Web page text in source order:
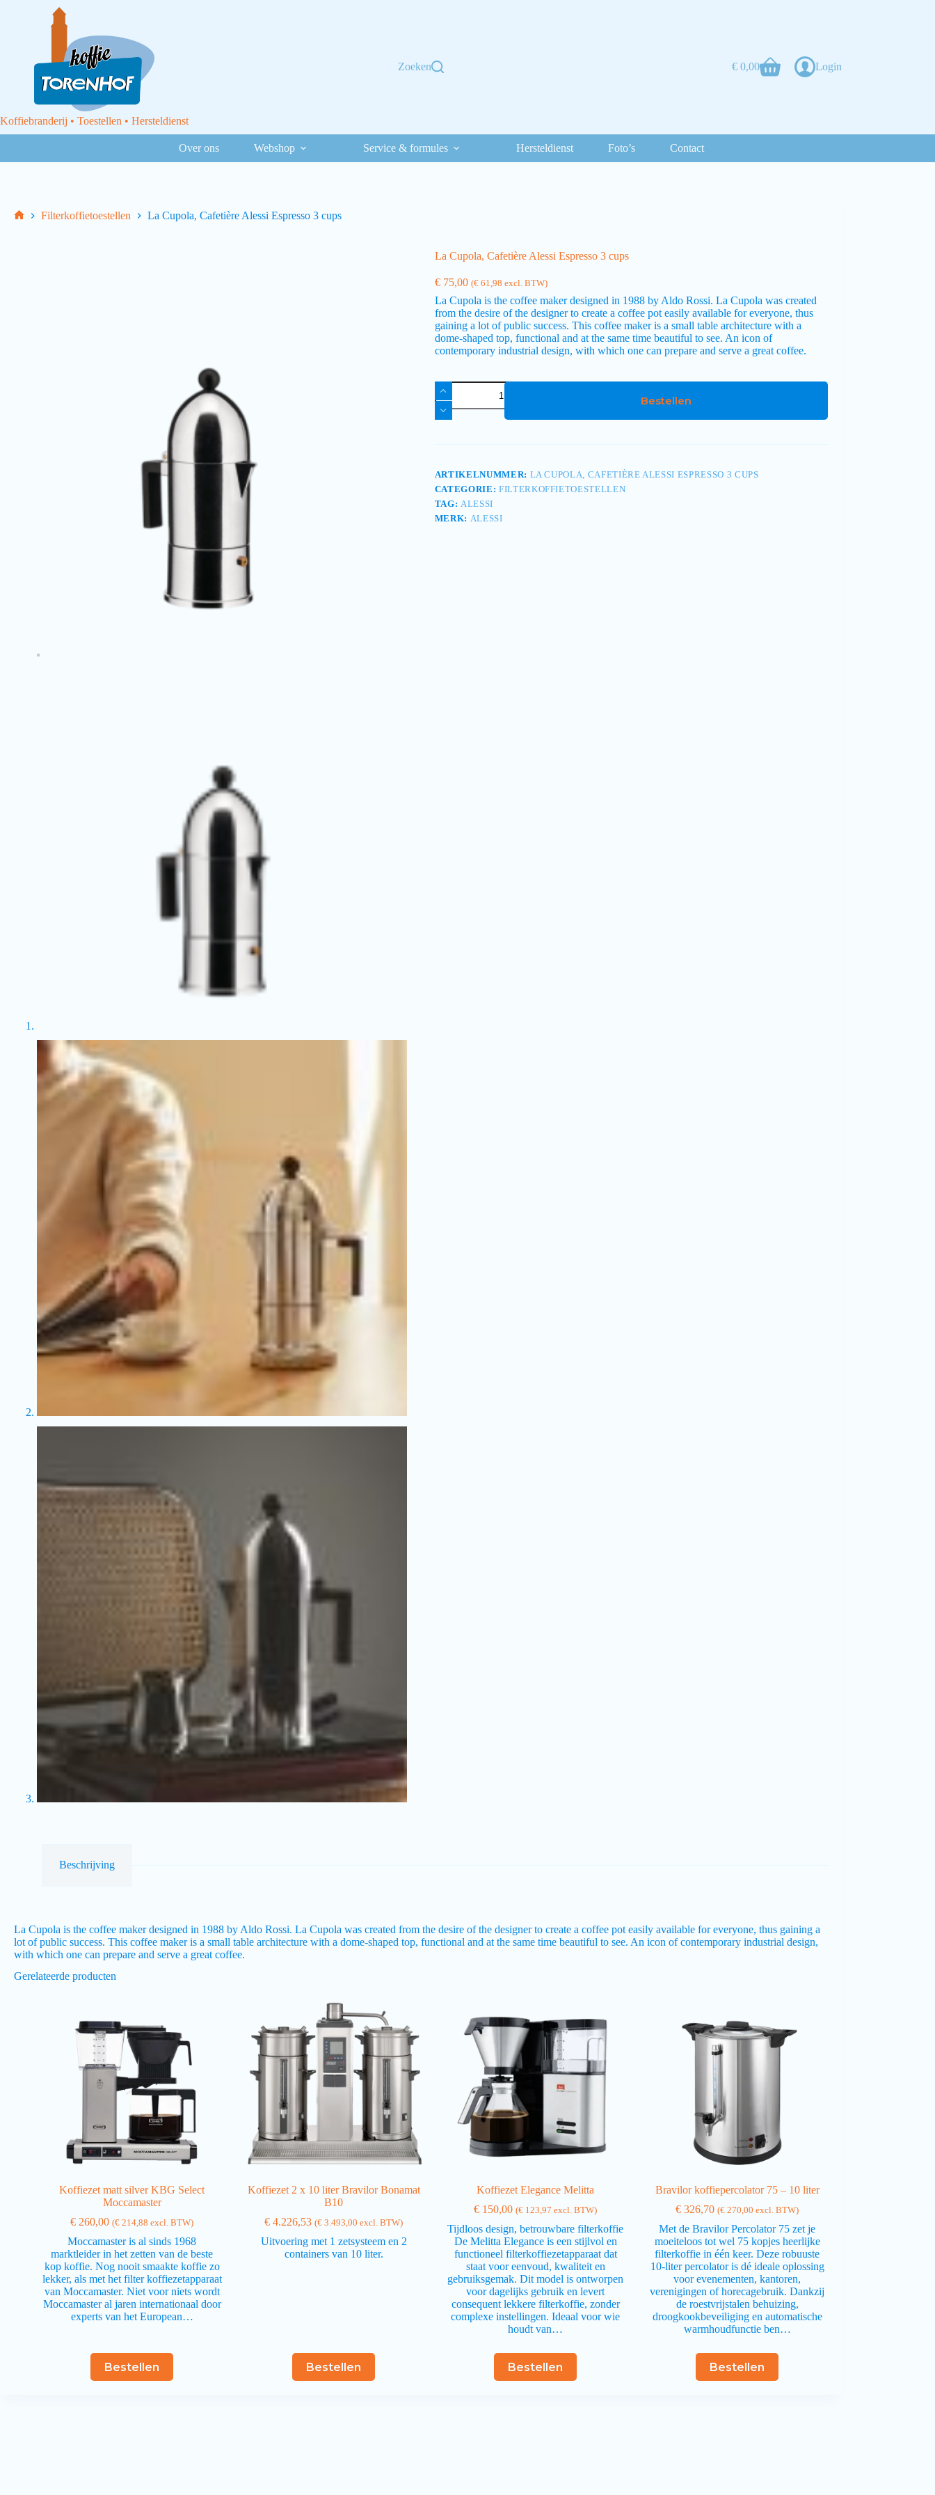
Koffiebranderij • Toestellen • Hersteldienst
Zoeken €0,00 Login
Over ons Webshop Service & formules Hersteldienst Foto’s Contact
Filterkoffietoestellen La Cupola, Cafetière Alessi Espresso 3 cups
La Cupola, Cafetière Alessi Espresso 3 cups
€75,00 (€61,98 excl. BTW)
La Cupola is the coffee maker designed in 1988 by Aldo Rossi. La Cupola was created
from the desire of the designer to create a coffee pot easily available for everyone, thus
gaining a lot of public success. This coffee maker is a small table architecture with a
dome-shaped top, functional and at the same time beautiful to see. An icon of
contemporary industrial design, with which one can prepare and serve a great coffee.
Bestellen
ARTIKELNUMMER: LA CUPOLA, CAFETIÈRE ALESSI ESPRESSO 3 CUPS
CATEGORIE: FILTERKOFFIETOESTELLEN
TAG:ALESSI
MERK: ALESSI
Beschrijving
La Cupola is the coffee maker designed in 1988 by Aldo Rossi. La Cupola was created from the desire of the designer to create a coffee pot easily available for everyone, thus gaining a
lot of public success. This coffee maker is a small table architecture with a dome-shaped top, functional and at the same time beautiful to see. An icon of contemporary industrial design,
with which one can prepare and serve a great coffee.
Gerelateerde producten
Koffiezet matt silver KBG Select
Moccamaster
€ 260,00 (€ 214,88 excl. BTW)
Moccamaster is al sinds 1968
marktleider in het zetten van de beste
kop koffie. Nog nooit smaakte koffie zo
lekker, als met het filter koffiezetapparaat
van Moccamaster. Niet voor niets wordt
Moccamaster al jaren internationaal door
experts van het European…
Bestellen
Koffiezet 2 x 10 liter Bravilor Bonamat
B10
€ 4.226,53 (€ 3.493,00 excl. BTW)
Uitvoering met 1 zetsysteem en 2
containers van 10 liter.
Bestellen
Koffiezet Elegance Melitta
€ 150,00 (€ 123,97 excl. BTW)
Tijdloos design, betrouwbare filterkoffie
De Melitta Elegance is een stijlvol en
functioneel filterkoffiezetapparaat dat
staat voor eenvoud, kwaliteit en
gebruiksgemak. Dit model is ontworpen
voor dagelijks gebruik en levert
consequent lekkere filterkoffie, zonder
complexe instellingen. Ideaal voor wie
houdt van…
Bestellen
Bravilor koffiepercolator 75 – 10 liter
€ 326,70 (€ 270,00 excl. BTW)
Met de Bravilor Percolator 75 zet je
moeiteloos tot wel 75 kopjes heerlijke
filterkoffie in één keer. Deze robuuste
10-liter percolator is dé ideale oplossing
voor evenementen, kantoren,
verenigingen of horecagebruik. Dankzij
de roestvrijstalen behuizing,
droogkookbeveiliging en automatische
warmhoudfunctie ben…
Bestellen